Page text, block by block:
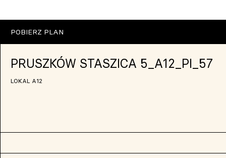
POBIERZ PLAN
PRUSZKÓW STASZICA 5_A12_PI_57
LOKAL A12